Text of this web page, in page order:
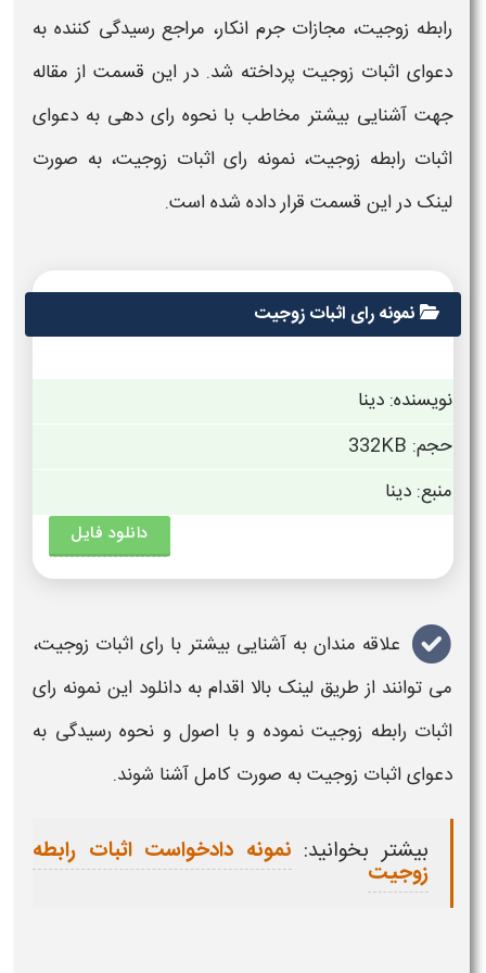
رابطه زوجیت، مجازات جرم انکار، مراجع رسیدگی کننده به
دعوای اثبات زوجیت پرداخته شد. در این قسمت از مقاله
جهت آشنایی بیشتر مخاطب با نحوه رای دهی به دعوای
اثبات رابطه زوجیت،نمونه رای اثبات زوجیت، به صورت
لینک در این قسمت قرار داده شده است.
نمونه رای اثبات زوجیت
نویسنده: دینا
حجم: 332KB
منبع: دینا
دانلود فایل
علاقه مندان به آشنایی بیشتر با رای اثبات زوجیت،
می توانند از طریق لینک بالا اقدام به دانلود این نمونه رای
اثبات رابطه زوجیت نموده و با اصول و نحوه رسیدگی به
دعوایاثبات زوجیتبه صورت کامل آشنا شوند.
بیشتر بخوانید: نمونه دادخواست اثبات رابطه
زوجیت